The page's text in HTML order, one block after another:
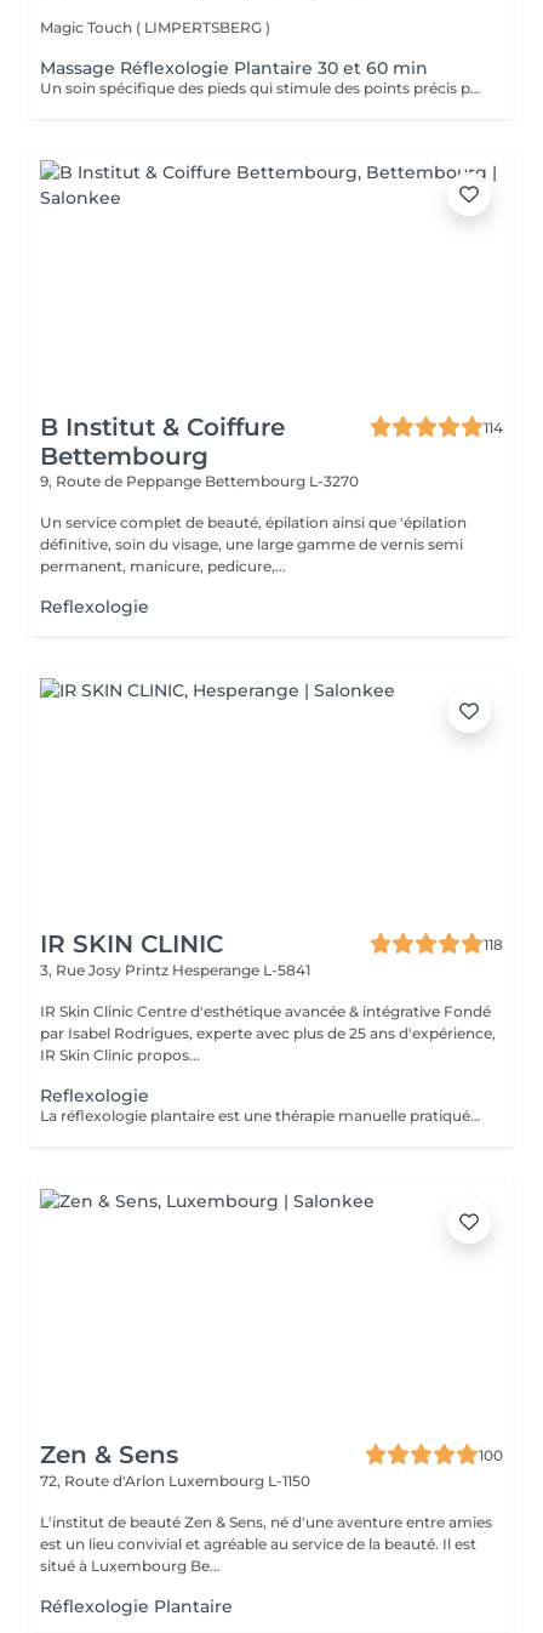
Magic Touch ( LIMPERTSBERG )
Massage Réflexologie Plantaire 30 et 60 min
Un soin spécifique des pieds qui stimule des points précis pour améliorer le bien-être général et équilibrer le corps.
B Institut & Coiffure
Bettembourg
114
9, Route de Peppange Bettembourg L-3270
Un service complet de beauté, épilation ainsi que 'épilation
définitive, soin du visage, une large gamme de vernis semi
permanent, manicure, pedicure,...
Reflexologie
IR SKIN CLINIC
118
3, Rue Josy Printz Hesperange L-5841
IR Skin Clinic Centre d'esthétique avancée & intégrative Fondé
par Isabel Rodrigues, experte avec plus de 25 ans d'expérience,
IR Skin Clinic propos...
Reflexologie
La réflexologie plantaire est une thérapie manuelle pratiquée sur les pieds. Chaque partie du pied est reliée à travers le système nerveux à différents organes du corps. Au total, il existe 7200 terminaisons nerveuses au niveau des deux pieds, on peut donc traiter différents organes en appliquant une légère pression au niveau des pieds.
Zen & Sens
100
72, Route d'Arlon Luxembourg L-1150
L'institut de beauté Zen & Sens, né d'une aventure entre amies
est un lieu convivial et agréable au service de la beauté. Il est
situé à Luxembourg Be...
Réflexologie Plantaire